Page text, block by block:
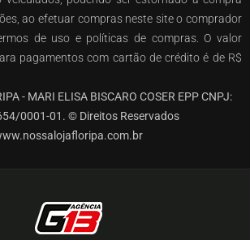
ao efetuar compras neste site o comprador
de uso e políticas de compras. O valor
pagamentos com cartão de crédito é de R$
- MARI ELISA BISCARO COSER EPP CNPJ:
0001-01. © Direitos Reservados